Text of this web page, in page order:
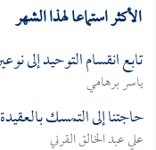
الأكثر استماعا لهذا الشهر
تابع انقسام التوحيد إلى
ياسر برهامي
حاجتنا إلى التمسك بالعقيدة
علي عبد الخالق القرني